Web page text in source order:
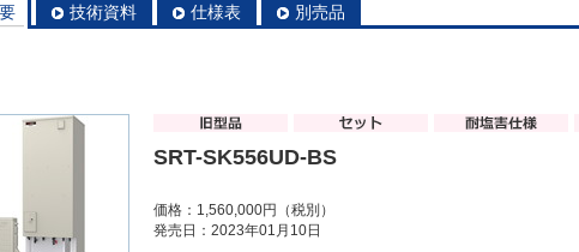
技術資料 仕様表 別売品
SRT-SK556UD-BS
価格：1,560,000円（税別）
発売日：2023年01月10日